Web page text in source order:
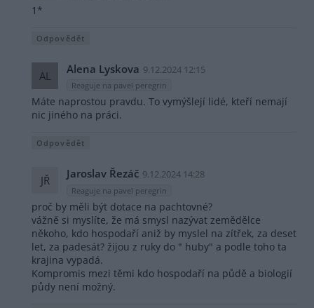
1*
Odpovědět
AL Alena Lyskova 9.12.2024 12:15
Reaguje na pavel peregrin
Máte naprostou pravdu. To vymýšlejí lidé, kteří nemají
nic jiného na práci.
Odpovědět
JŘ Jaroslav Řezáč 9.12.2024 14:28
Reaguje na pavel peregrin
proč by měli být dotace na pachtovné?
vážně si myslíte, že má smysl nazývat zemědělce
někoho, kdo hospodaří aniž by myslel na zítřek, za deset
let, za padesát? žijou z ruky do " huby" a podle toho ta
krajina vypadá.
Kompromis mezi těmi kdo hospodaří na půdě a biologií
půdy není možný.